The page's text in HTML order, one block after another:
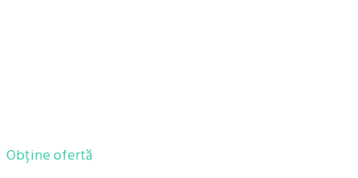
Obține ofertă